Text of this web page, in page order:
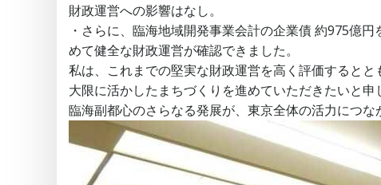
財政運営への影響はなし。
・さらに、臨海地域開発事業会計の企業債 約975億
めて健全な財政運営が確認できました。
私は、これまでの堅実な財政運営を高く評価すると
大限に活かしたまちづくりを進めていただきたいと申
臨海副都心のさらなる発展が、東京全体の活力につ